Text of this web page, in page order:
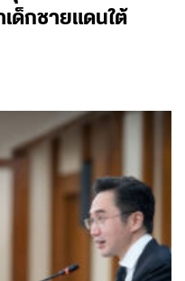
ด็กชายแดนใต้